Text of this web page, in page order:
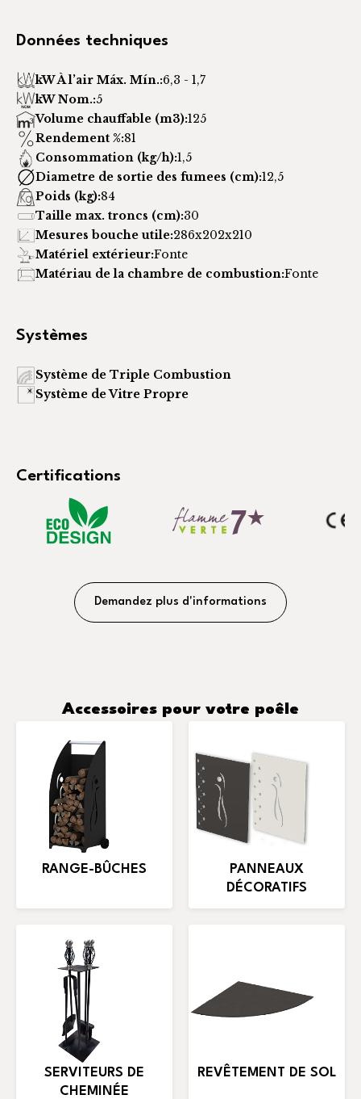
Données techniques
kW À l’air Máx. Mín.:6,3 - 1,7
kW Nom.:5
Volume chauffable (m3):125
Rendement %:81
Consommation (kg/h):1,5
Diametre de sortie des fumees (cm):12,5
Poids (kg):84
Taille max. troncs (cm):30
Mesures bouche utile:286x202x210
Matériel extérieur:Fonte
Matériau de la chambre de combustion:Fonte
Systèmes
Système de Triple Combustion
Système de Vitre Propre
Certifications
Demandez plus d'informations
Accessoires pour votre poêle
RANGE-BÛCHES
PANNEAUX
DÉCORATIFS
SERVITEURS DE
CHEMINÉE
REVÊTEMENT DE SOL